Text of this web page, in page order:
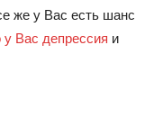
же у Вас есть шанс
у Вас депрессия и